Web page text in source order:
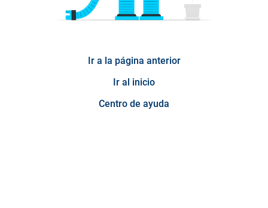
Ir a la página anterior
Ir al inicio
Centro de ayuda